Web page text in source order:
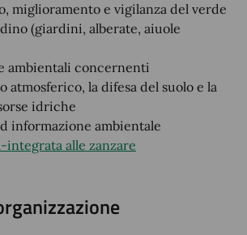
miglioramento e vigilanza del verde
(giardini, alberate, aiuole
ambientali concernenti
atmosferico, la difesa del suolo e la
idriche
informazione ambientale
integrata alle zanzare